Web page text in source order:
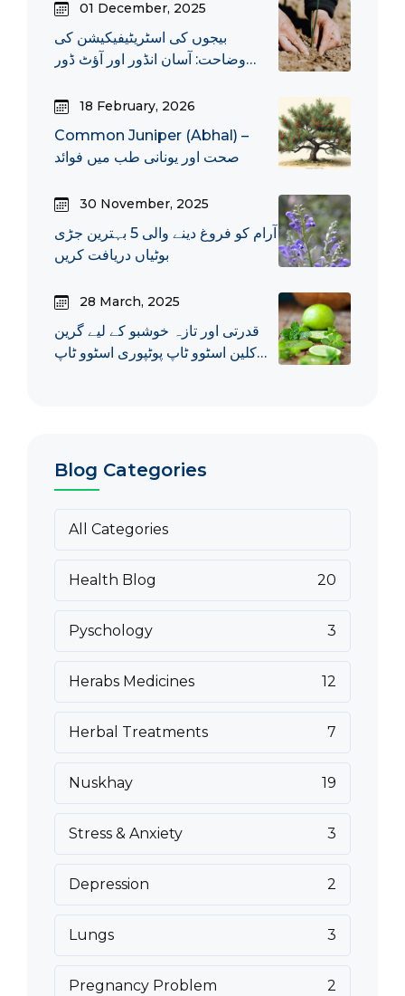
01 December, 2025
بیجوں کی اسٹریٹیفیکیشن کی
وضاحت: آسان انڈور اور آؤٹ ڈور
18 February, 2026
Common Juniper (Abhal) –
صحت اور یونانی طب میں فوائد
30 November, 2025
آرام کو فروغ دینے والی 5 بہترین جڑی
بوٹیاں دریافت کریں
28 March, 2025
قدرتی اور تازہ خوشبو کے لیے گرین
کلین اسٹوو ٹاپ پوٹپوری اسٹوو ٹاپ
Blog Categories
All Categories
Health Blog 20
Pyschology 3
Herabs Medicines 12
Herbal Treatments 7
Nuskhay 19
Stress & Anxiety 3
Depression 2
Lungs 3
Pregnancy Problem 2